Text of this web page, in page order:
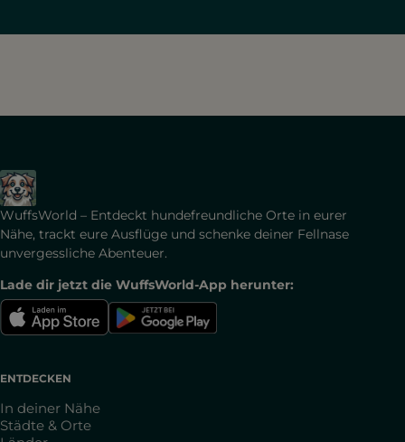
WuffsWorld – Entdeckt hundefreundliche Orte in eurer
Nähe, trackt eure Ausflüge und schenke deiner Fellnase
unvergessliche Abenteuer.
Lade dir jetzt die WuffsWorld-App herunter:
ENTDECKEN
In deiner Nähe
Städte & Orte